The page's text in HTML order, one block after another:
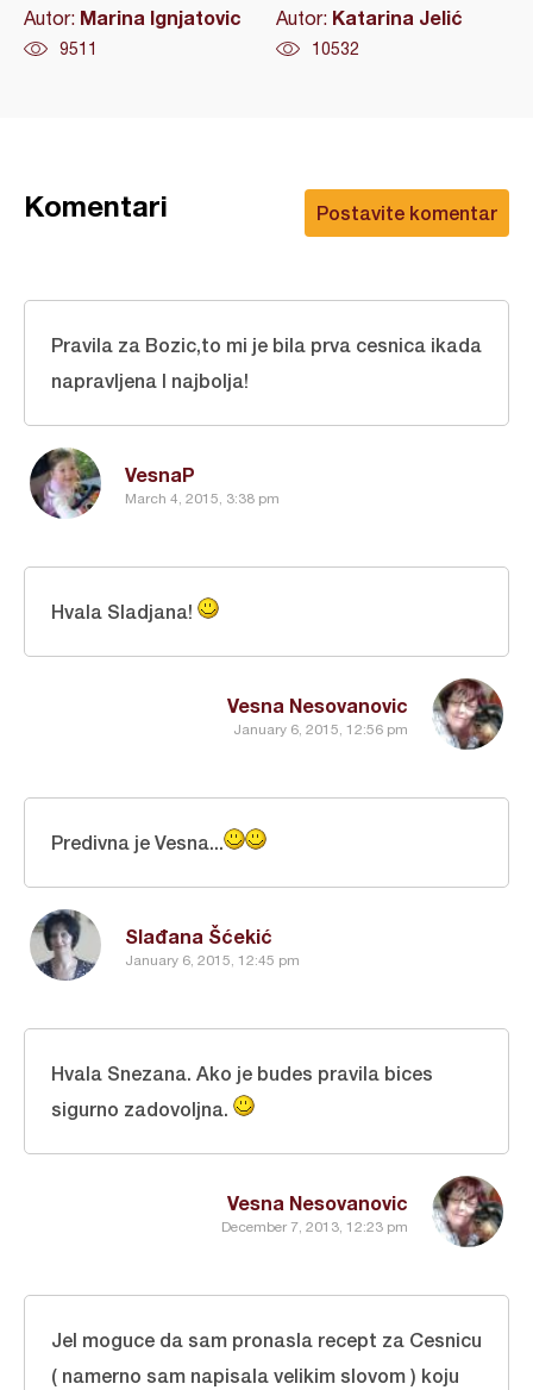
Autor: Marina Ignjatovic
9511
Autor: Katarina Jelić
10532
Postavite komentar
Komentari
VesnaP
March 4, 2015, 3:38 pm
Pravila za Bozic,to mi je bila prva cesnica ikada
napravljena I najbolja!
Vesna Nesovanovic
January 6, 2015, 12:56 pm
Hvala Sladjana!
Slađana Šćekić
January 6, 2015, 12:45 pm
Predivna je Vesna...
Vesna Nesovanovic
December 7, 2013, 12:23 pm
Hvala Snezana. Ako je budes pravila bices
sigurno zadovoljna.
Jel moguce da sam pronasla recept za Cesnicu
( namerno sam napisala velikim slovom ) koju